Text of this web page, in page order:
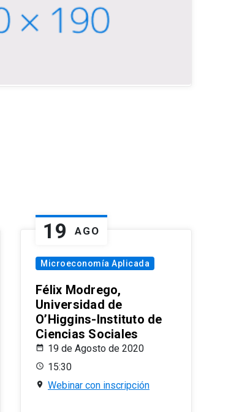
19 AGO
Microeconomía Aplicada
Félix Modrego,
Universidad de
O’Higgins-Instituto de
Ciencias Sociales
19 de Agosto de 2020
15:30
Webinar con inscripción